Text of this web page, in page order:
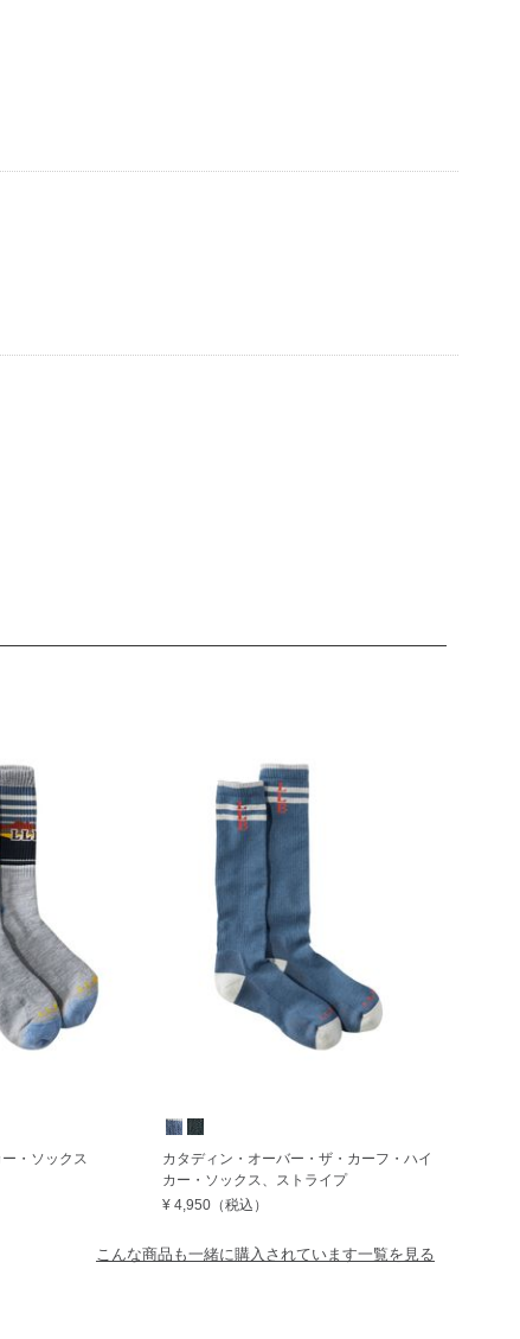
・ソックス
カタディン・オーバー・ザ・カーフ・ハイ
カー・ソックス、ストライプ
¥ 4,950（税込）
こんな商品も一緒に購入されています一覧を見る